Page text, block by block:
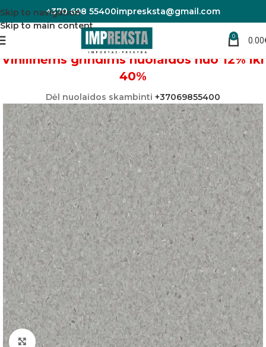
Skip to navigation
Skip to main content
+370 698 55400impresksta@gmail.com
0 0.00
Pradžia Linoleumas/PVC danga
Vinilinėms grindims nuolaidos nuo 12% iki
40%
Dėl nuolaidos skambinti +37069855400
Padidinti nuotrauką